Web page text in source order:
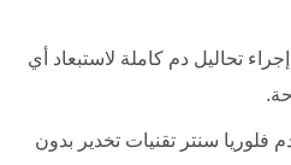
تحاليل دم كاملة لاستبعاد أي
فلوريا سنتر تقنيات تخدير بدون